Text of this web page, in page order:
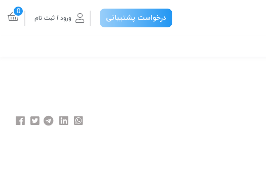
درخواست پشتیبانی ورود / ثبت نام
0